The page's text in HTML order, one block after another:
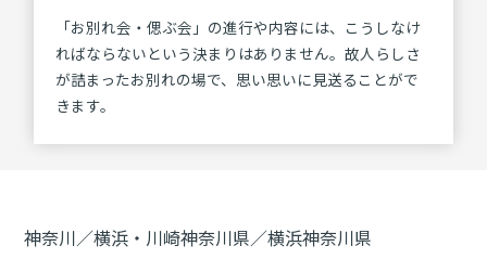
「お別れ会・偲ぶ会」の進行や内容には、こうしなけ
ればならないという決まりはありません。故人らしさ
が詰まったお別れの場で、思い思いに見送ることがで
きます。
神奈川／横浜・川崎神奈川県／横浜神奈川県